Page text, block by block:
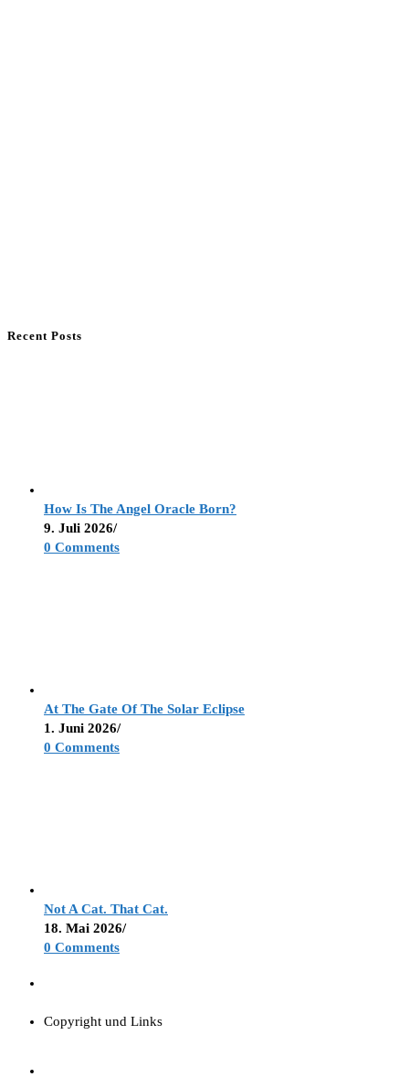
Recent Posts
How Is The Angel Oracle Born?
9. Juli 2026/
0 Comments
At The Gate Of The Solar Eclipse
1. Juni 2026/
0 Comments
Not A Cat. That Cat.
18. Mai 2026/
0 Comments
Copyright und Links